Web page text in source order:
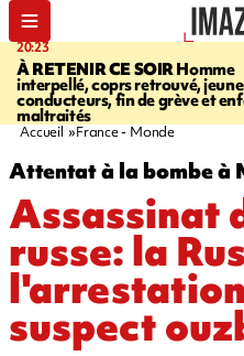
20:23
À RETENIR CE SOIRHomme
interpellé, coprs retrouvé,
conducteurs, fin de grève et
maltraités
Accueil France - Monde
Attentat à la bombe à
Assassinat
russe: la
suspect